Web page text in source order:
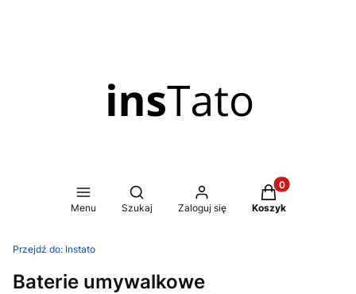
Menu
Otwórz wyszukiwarkę
Szukaj Zaloguj się
Produkty w
Koszyk
Przejdź do: Instato
Baterie umywalkowe